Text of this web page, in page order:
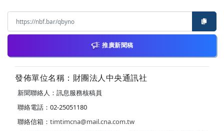
推廣新聞稿
發佈單位名稱：財團法人中央通訊社
新聞聯絡人：訊息服務核稿員
聯絡電話：02-25051180
聯絡信箱： timtimcna@mail.cna.com.tw